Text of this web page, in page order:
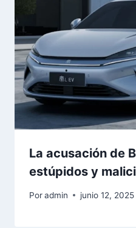
La acusación de
estúpidos y
Poradmin junio 12, 2025